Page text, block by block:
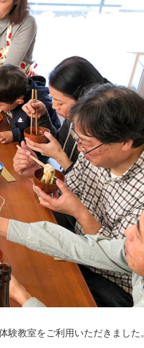
教室をご利用いただきました。